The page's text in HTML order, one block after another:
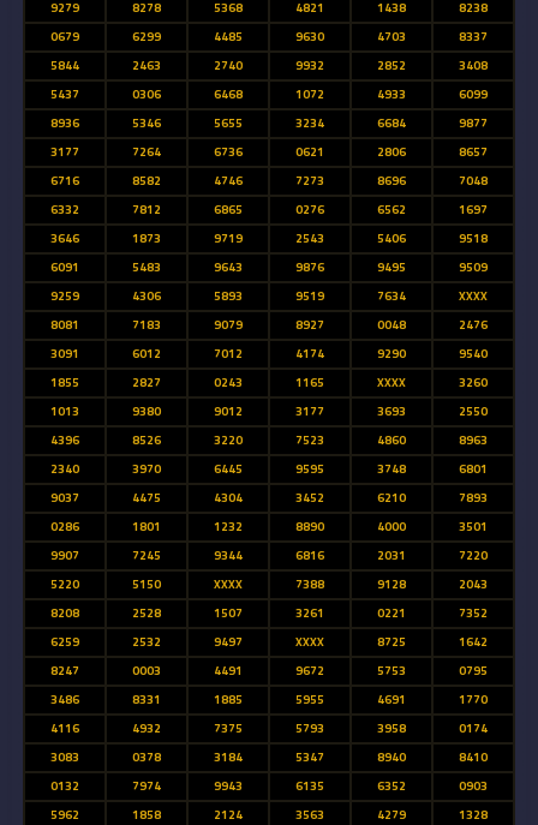
9279
8278 5368 4821 1438
8238
0679
6299 4485 9630 4703
8337
5844
2463 2740 9932 2852
3408
5437
0306 6468 1072 4933
6099
8936
5346 5655 3234 6684
9877
3177
7264 6736 0621 2806
8657
6716
8582 4746 7273 8696
7048
6332
7812 6865 0276 6562
1697
3646
1873 9719 2543 5406
9518
6091
5483 9643 9876 9495
9509
9259
4306 5893 9519 7634
XXXX
8081
7183 9079 8927 0048
2476
3091
6012 7012 4174 9290
9540
1855
2827 0243 1165 XXXX
3260
1013
9380 9012 3177 3693
2550
4396
8526 3220 7523 4860
8963
2340
3970 6445 9595 3748
6801
9037
4475 4304 3452 6210
7893
0286
1801 1232 8890 4000
3501
9907
7245 9344 6816 2031
7220
5220
5150 XXXX 7388 9128
2043
8208
2528 1507 3261 0221
7352
6259
2532 9497 XXXX 8725
1642
8247
0003 4491 9672 5753
0795
3486
8331 1885 5955 4691
1770
4116
4932 7375 5793 3958
0174
3083
0378 3184 5347 8940
8410
0132
7974 9943 6135 6352
0903
5962
1858 2124 3563 4279
1328